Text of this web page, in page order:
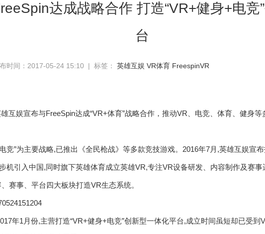
达成战略合作 打造“VR+健身+电竞
台
时间：2017-05-24 15:10 | 标签： 英雄互娱 VR体育 FreespinVR
互娱宣布与FreeSpin达成“VR+体育”战略合作，推动VR、电竞、体育、健身
竞”为主要战略,已推出《全民枪战》等多款竞技游戏。2016年7月,英雄互娱宣
机引入中国,同时旗下英雄体育成立英雄VR,专注VR设备研发、内容制作及赛
赛事、平台四大板块打造VR生态系统。
年1月份,主营打造“VR+健身+电竞”创新型一体化平台,成立时间虽短却已受